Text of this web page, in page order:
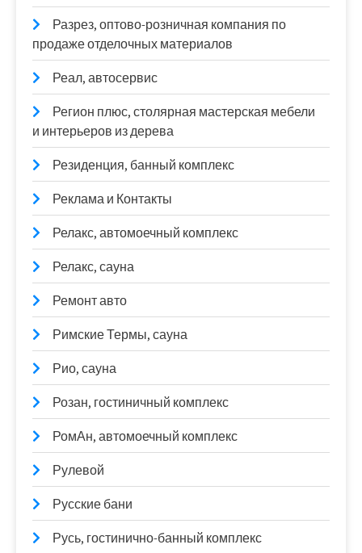
Разрез, оптово-розничная компания по
продаже отделочных материалов
Реал, автосервис
Регион плюс, столярная мастерская мебели
и интерьеров из дерева
Резиденция, банный комплекс
Реклама и Контакты
Релакс, автомоечный комплекс
Релакс, сауна
Ремонт авто
Римские Термы, сауна
Рио, сауна
Розан, гостиничный комплекс
РомАн, автомоечный комплекс
Рулевой
Русские бани
Русь, гостинично-банный комплекс